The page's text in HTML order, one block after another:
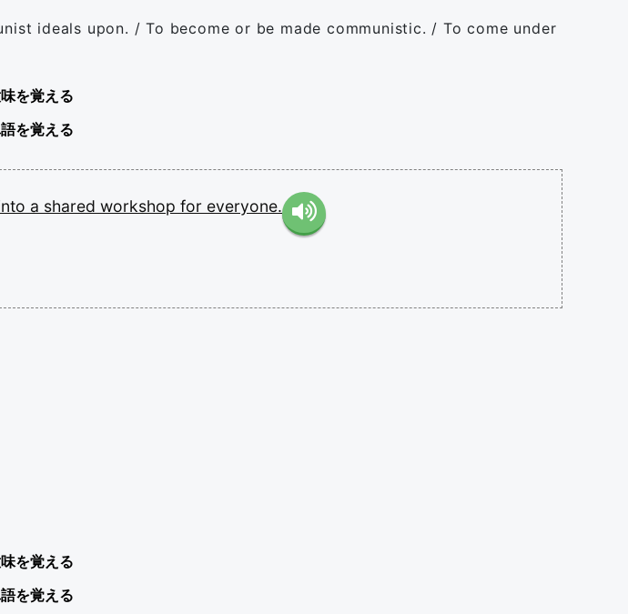
ideals upon. / To become or be made communistic. / To come under
を覚える
を覚える
a shared workshop for everyone.
を覚える
を覚える